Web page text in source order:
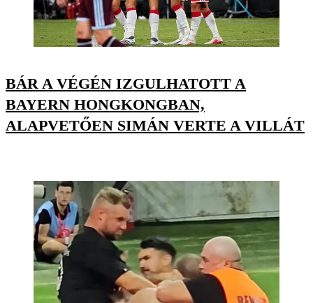
BÁR A VÉGÉN IZGULHATOTT A
BAYERN HONGKONGBAN,
ALAPVETŐEN SIMÁN VERTE A VILLÁT